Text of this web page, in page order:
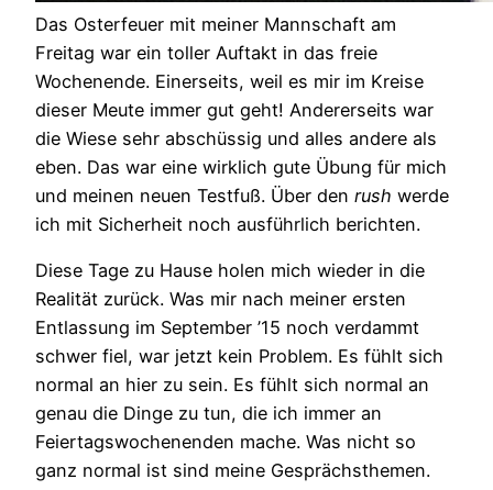
Das Osterfeuer mit meiner Mannschaft am
Freitag war ein toller Auftakt in das freie
Wochenende. Einerseits, weil es mir im Kreise
dieser Meute immer gut geht! Andererseits war
die Wiese sehr abschüssig und alles andere als
eben. Das war eine wirklich gute Übung für mich
und meinen neuen Testfuß. Über den rush werde
ich mit Sicherheit noch ausführlich berichten.
Diese Tage zu Hause holen mich wieder in die
Realität zurück. Was mir nach meiner ersten
Entlassung im September ’15 noch verdammt
schwer fiel, war jetzt kein Problem. Es fühlt sich
normal an hier zu sein. Es fühlt sich normal an
genau die Dinge zu tun, die ich immer an
Feiertagswochenenden mache. Was nicht so
ganz normal ist sind meine Gesprächsthemen.